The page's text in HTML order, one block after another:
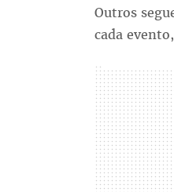
Outros
cada